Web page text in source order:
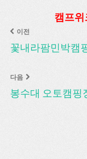
캠프위
이전
꽃내라팜민박캠
다음
봉수대 오토캠핑